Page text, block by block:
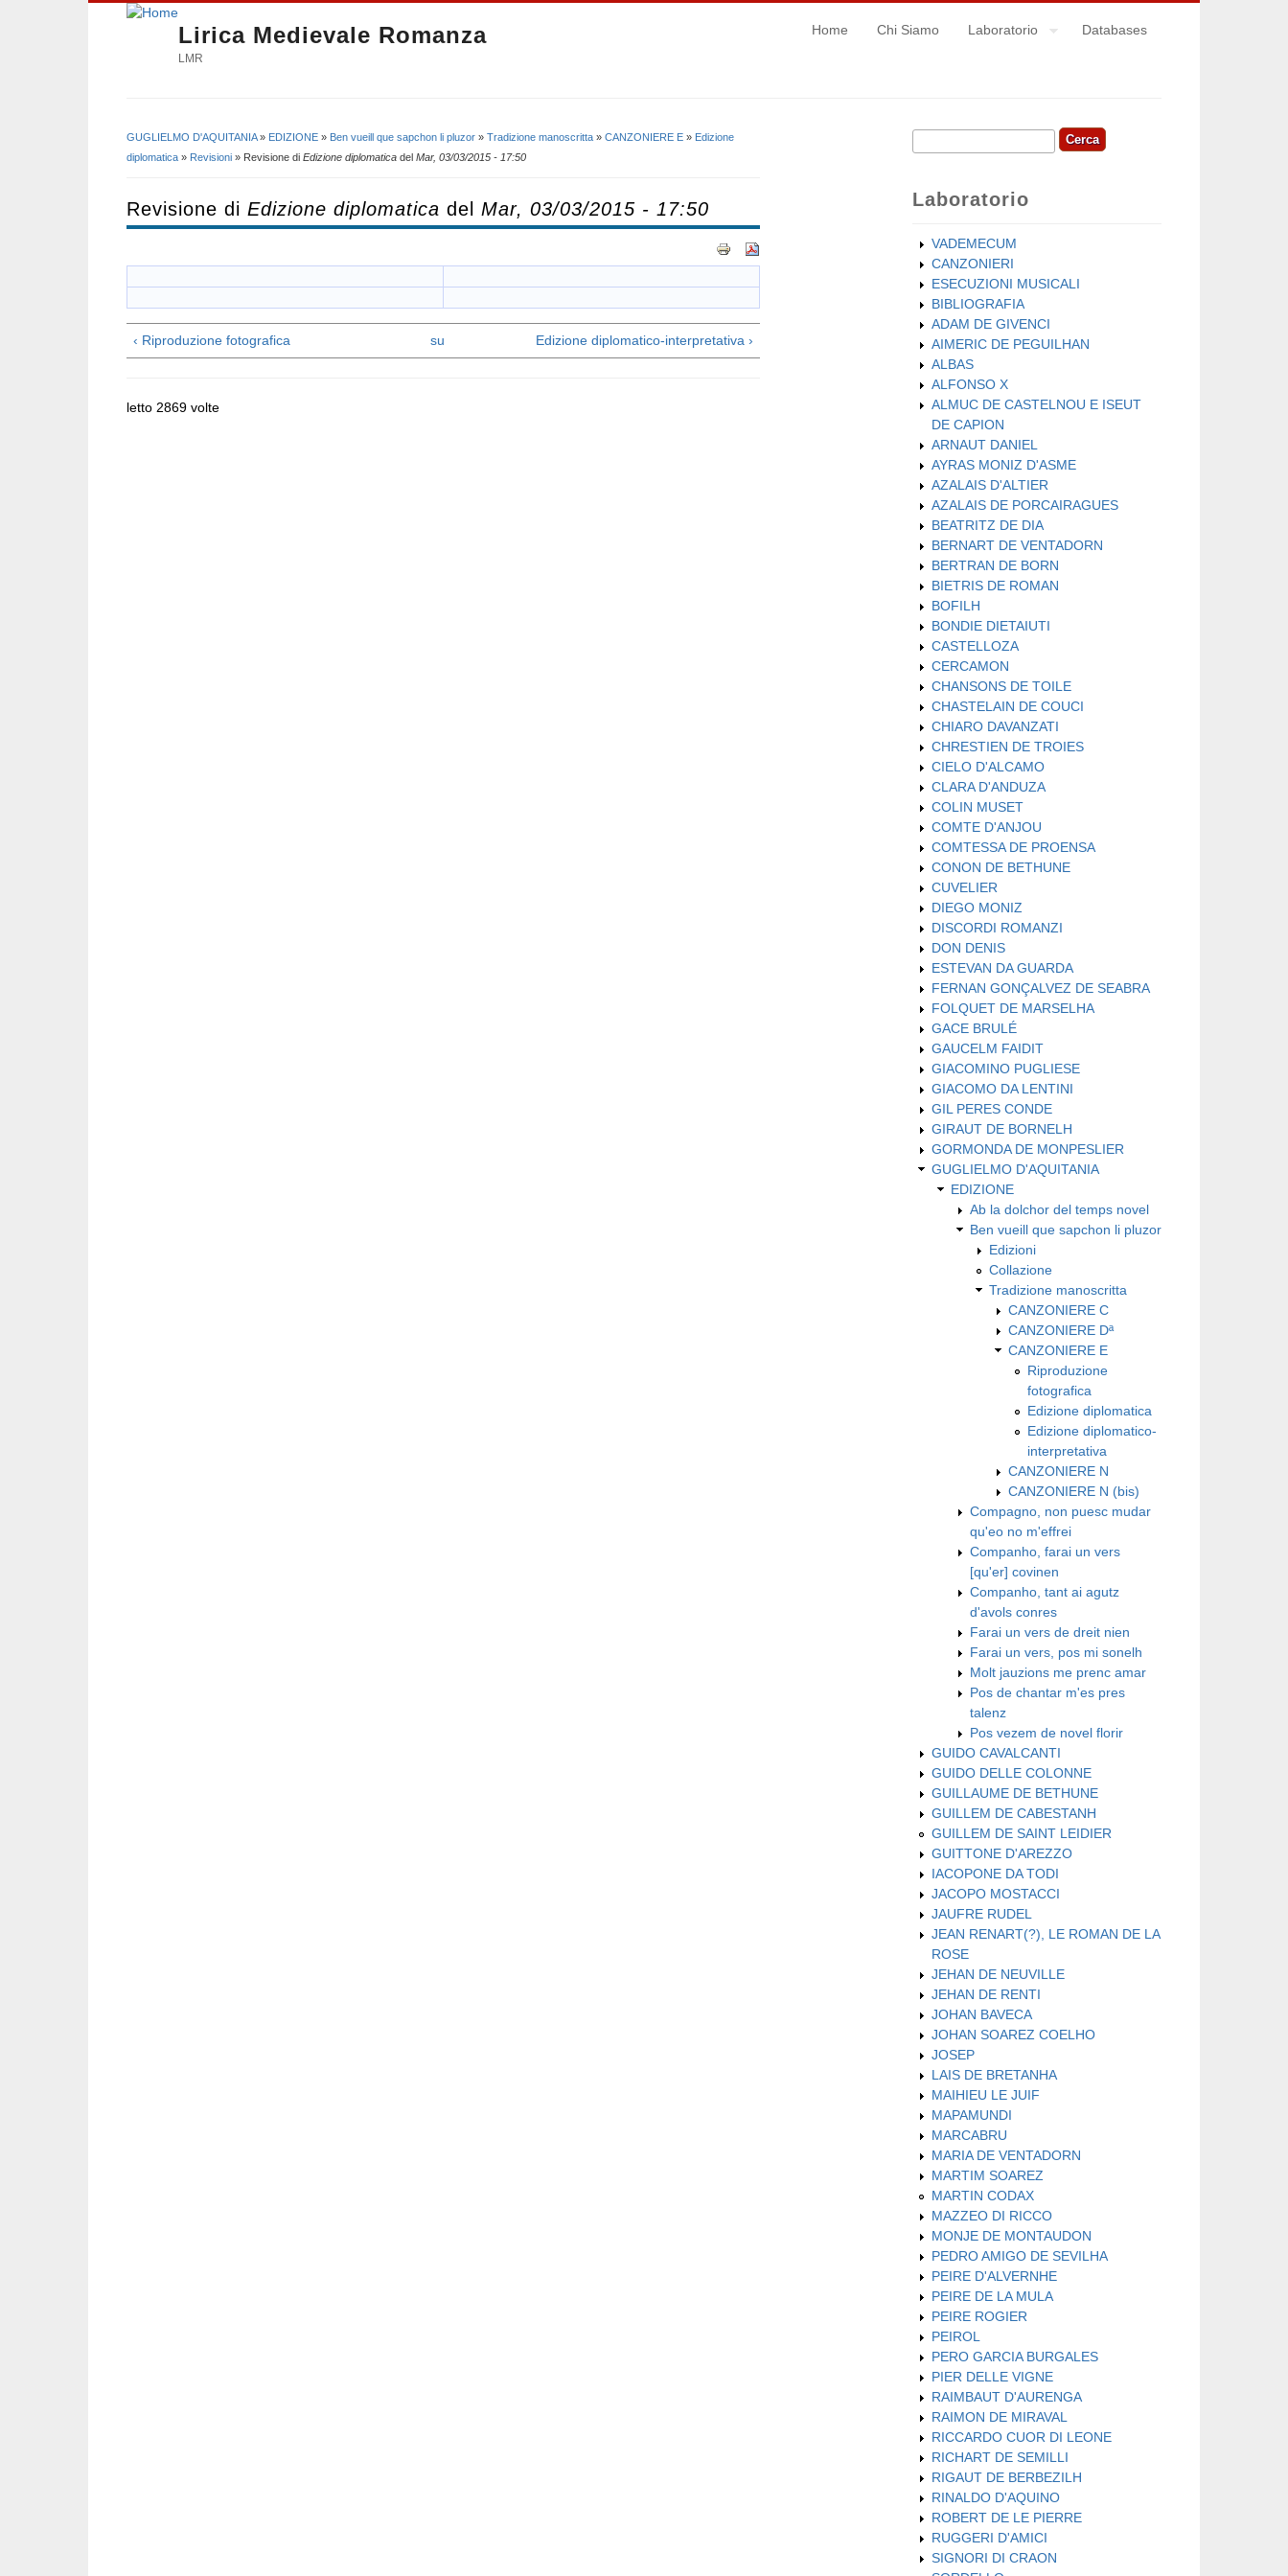
Lirica Medievale Romanza
LMR
Home Chi Siamo Laboratorio Databases
Tu sei qui
GUGLIELMO D'AQUITANIA» EDIZIONE » Ben vueill que sapchon li pluzor » Tradizione manoscritta » CANZONIERE E » Edizione
diplomatica » Revisioni » Revisione di Edizione diplomatica del Mar, 03/03/2015 - 17:50
Revisione di Edizione diplomatica del Mar, 03/03/2015 - 17:50
‹ Riproduzione fotografica su Edizione diplomatico-interpretativa ›
letto 2869 volte
Form di ricerca
Cerca
Laboratorio
VADEMECUM
CANZONIERI
ESECUZIONI MUSICALI
BIBLIOGRAFIA
ADAM DE GIVENCI
AIMERIC DE PEGUILHAN
ALBAS
ALFONSO X
ALMUC DE CASTELNOU E ISEUT
DE CAPION
ARNAUT DANIEL
AYRAS MONIZ D'ASME
AZALAIS D'ALTIER
AZALAIS DE PORCAIRAGUES
BEATRITZ DE DIA
BERNART DE VENTADORN
BERTRAN DE BORN
BIETRIS DE ROMAN
BOFILH
BONDIE DIETAIUTI
CASTELLOZA
CERCAMON
CHANSONS DE TOILE
CHASTELAIN DE COUCI
CHIARO DAVANZATI
CHRESTIEN DE TROIES
CIELO D'ALCAMO
CLARA D'ANDUZA
COLIN MUSET
COMTE D'ANJOU
COMTESSA DE PROENSA
CONON DE BETHUNE
CUVELIER
DIEGO MONIZ
DISCORDI ROMANZI
DON DENIS
ESTEVAN DA GUARDA
FERNAN GONÇALVEZ DE SEABRA
FOLQUET DE MARSELHA
GACE BRULÉ
GAUCELM FAIDIT
GIACOMINO PUGLIESE
GIACOMO DA LENTINI
GIL PERES CONDE
GIRAUT DE BORNELH
GORMONDA DE MONPESLIER
GUGLIELMO D'AQUITANIA
EDIZIONE
Ab la dolchor del temps novel
Ben vueill que sapchon li pluzor
Edizioni
Collazione
Tradizione manoscritta
CANZONIERE C
CANZONIERE Dª
CANZONIERE E
Riproduzione
fotografica
Edizione diplomatica
Edizione diplomatico-
interpretativa
CANZONIERE N
CANZONIERE N (bis)
Compagno, non puesc mudar
qu'eo no m'effrei
Companho, farai un vers
[qu'er] covinen
Companho, tant ai agutz
d'avols conres
Farai un vers de dreit nien
Farai un vers, pos mi sonelh
Molt jauzions me prenc amar
Pos de chantar m'es pres
talenz
Pos vezem de novel florir
GUIDO CAVALCANTI
GUIDO DELLE COLONNE
GUILLAUME DE BETHUNE
GUILLEM DE CABESTANH
GUILLEM DE SAINT LEIDIER
GUITTONE D'AREZZO
IACOPONE DA TODI
JACOPO MOSTACCI
JAUFRE RUDEL
JEAN RENART(?), LE ROMAN DE LA
ROSE
JEHAN DE NEUVILLE
JEHAN DE RENTI
JOHAN BAVECA
JOHAN SOAREZ COELHO
JOSEP
LAIS DE BRETANHA
MAIHIEU LE JUIF
MAPAMUNDI
MARCABRU
MARIA DE VENTADORN
MARTIM SOAREZ
MARTIN CODAX
MAZZEO DI RICCO
MONJE DE MONTAUDON
PEDRO AMIGO DE SEVILHA
PEIRE D'ALVERNHE
PEIRE DE LA MULA
PEIRE ROGIER
PEIROL
PERO GARCIA BURGALES
PIER DELLE VIGNE
RAIMBAUT D'AURENGA
RAIMON DE MIRAVAL
RICCARDO CUOR DI LEONE
RICHART DE SEMILLI
RIGAUT DE BERBEZILH
RINALDO D'AQUINO
ROBERT DE LE PIERRE
RUGGERI D'AMICI
SIGNORI DI CRAON